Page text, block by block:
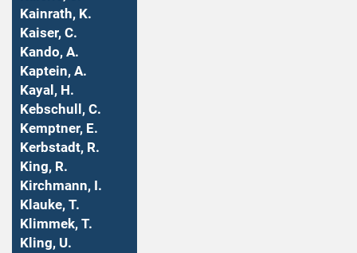
Kainrath, K.
Kaiser, C.
Kando, A.
Kaptein, A.
Kayal, H.
Kebschull, C.
Kemptner, E.
Kerbstadt, R.
King, R.
Kirchmann, I.
Klauke, T.
Klimmek, T.
Kling, U.